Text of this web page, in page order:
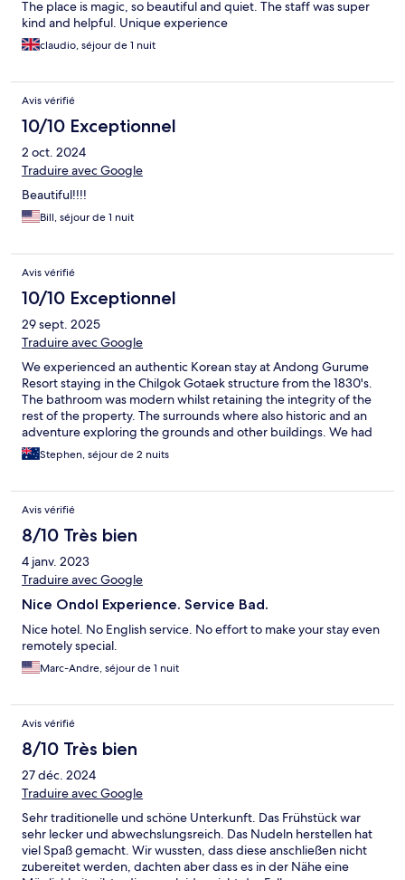
The place is magic, so beautiful and quiet. The staff was super
kind and helpful. Unique experience
claudio, séjour de 1 nuit
Avis vérifié
10/10 Exceptionnel
2 oct. 2024
Traduire avec Google
Beautiful!!!!
Bill, séjour de 1 nuit
Avis vérifié
10/10 Exceptionnel
29 sept. 2025
Traduire avec Google
We experienced an authentic Korean stay at Andong Gurume
Resort staying in the Chilgok Gotaek structure from the 1830's.
The bathroom was modern whilst retaining the integrity of the
rest of the property. The surrounds where also historic and an
adventure exploring the grounds and other buildings. We had
the traditional breakfast included in our stay, however the resort
also has a cafe option with delicious pastries, coffee and other
transport as we wanted to explore some of teh local sights.
Overall, an excellent experience and highly recommend.
Stephen, séjour de 2 nuits
Avis vérifié
8/10 Très bien
4 janv. 2023
Traduire avec Google
Nice Ondol Experience. Service Bad.
Nice hotel. No English service. No effort to make your stay even
remotely special.
Marc-Andre, séjour de 1 nuit
Avis vérifié
8/10 Très bien
27 déc. 2024
Traduire avec Google
Sehr traditionelle und schöne Unterkunft. Das Frühstück war
sehr lecker und abwechslungsreich. Das Nudeln herstellen hat
viel Spaß gemacht. Wir wussten, dass diese anschließen nicht
zubereitet werden, dachten aber dass es in der Nähe eine